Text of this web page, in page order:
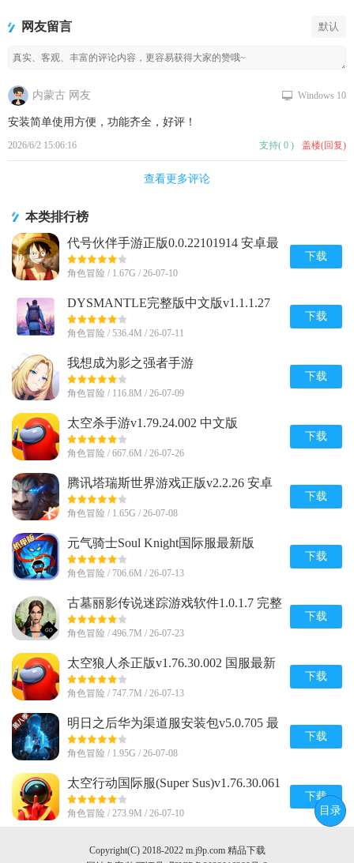
网友留言 默认
内蒙古 网友
2026/6/2 15:06:16
安装简单使用方便，功能齐全，好评！
Windows 10
支持( 0 ) 盖楼(回复)
查看更多评论
本类排行榜
代号伙伴手游正版0.0.22101914 安卓最
新版
角色冒险 / 1.67G / 26-07-10
下载
DYSMANTLE完整版中文版v1.1.1.27
安卓免付费版
角色冒险 / 536.4M / 26-07-11
下载
我想成为影之强者手游
(Eminence)v1.0.7 安卓最新版
角色冒险 / 116.8M / 26-07-09
下载
太空杀手游v1.79.24.002 中文版
角色冒险 / 667.6M / 26-07-26
下载
腾讯塔瑞斯世界游戏正版v2.2.26 安卓
最新版
角色冒险 / 1.65G / 26-07-08
下载
元气骑士Soul Knight国际服最新版
v8.4.0 安卓版
角色冒险 / 706.6M / 26-07-13
下载
古墓丽影传说迷踪游戏软件1.0.1.7 完整
版
角色冒险 / 496.7M / 26-07-23
下载
太空狼人杀正版v1.76.30.002 国服最新
版
角色冒险 / 747.7M / 26-07-13
下载
明日之后华为渠道服安装包v5.0.705 最
新版
角色冒险 / 1.95G / 26-07-08
下载
太空行动国际服(Super Sus)v1.76.30.061
安卓最新版
角色冒险 / 273.9M / 26-07-10
下载
Copyright(C) 2018-2022 m.j9p.com 精品下载
目录